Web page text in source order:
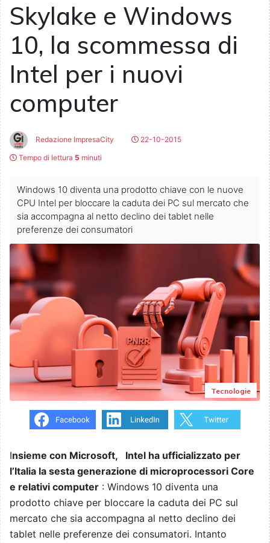
Skylake e Windows
10, la scommessa di
Intel per i nuovi
computer
Redazione ImpresaCity
22-10-2015
Tempo di lettura 5 minuti
Windows 10 diventa una prodotto chiave con le nuove
CPU Intel per bloccare la caduta dei PC sul mercato che
sia accompagna al netto declino dei tablet nelle
preferenze dei consumatori
Tecnologie
Insieme con Microsoft, Intel ha ufficializzato per
l’Italia la sesta generazione di microprocessori Core
e relativi computer : Windows 10 diventa una
prodotto chiave per bloccare la caduta dei PC sul
mercato che sia accompagna al netto declino dei
tablet nelle preferenze dei consumatori. Intanto